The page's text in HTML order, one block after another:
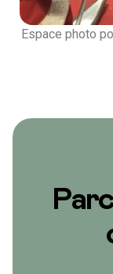
Espace photo